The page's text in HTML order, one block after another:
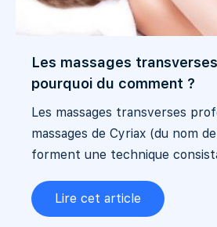
Les massages
pourquoi du comment ?
Les massages transverses
massages de Cyriax (du nom
forment une technique
Lire cet article